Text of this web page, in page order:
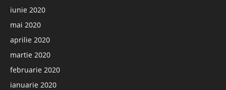
iunie 2020
mai 2020
aprilie 2020
martie 2020
februarie 2020
ianuarie 2020